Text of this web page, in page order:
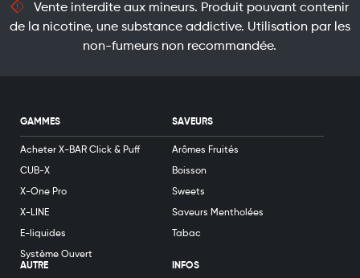
Vente interdite aux mineurs. Produit pouvant contenir
de la nicotine, une substance addictive. Utilisation par les
non-fumeurs non recommandée.
GAMMES
Acheter X-BAR Click & Puff
CUB-X
X-One Pro
X-LINE
E-liquides
Système Ouvert
SAVEURS
Arômes Fruités
Boisson
Sweets
Saveurs Mentholées
Tabac
AUTRE INFOS